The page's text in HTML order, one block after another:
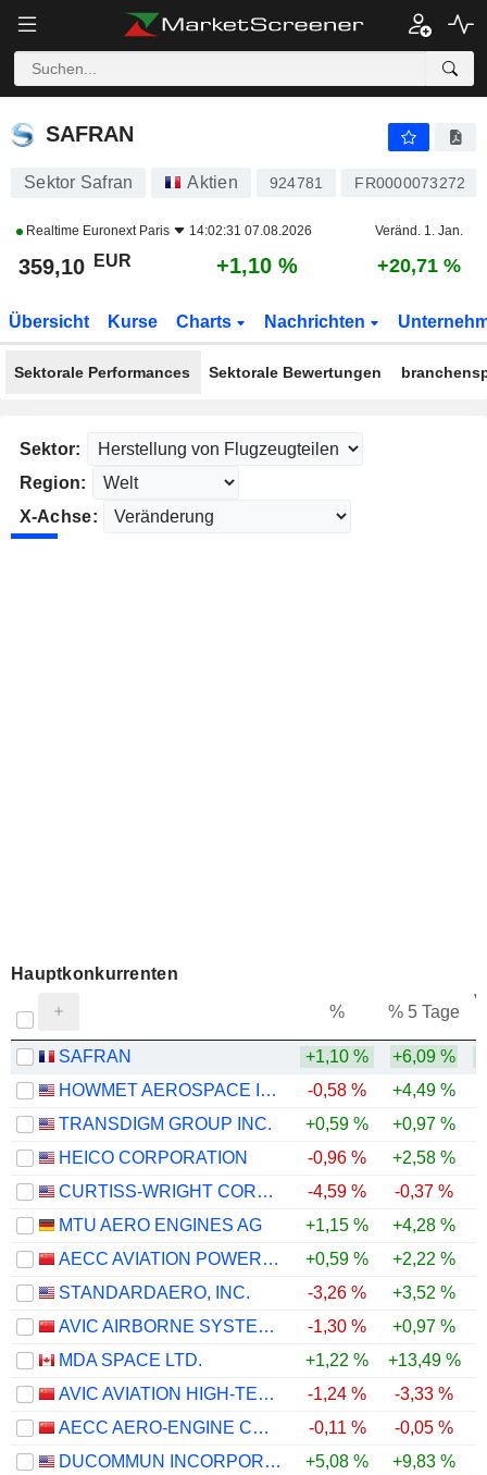
SAFRAN
SAFRAN
Sektor Safran Aktien 924781 FR0000073272
Realtime Euronext Paris 14:02:31 07.08.2026 Veränd. 1. Jan.
359,10 EUR +1,10 % +20,71 %
Übersicht Kurse Charts Nachrichten
Sektorale Performances Sektorale Bewertungen
Sektor:
Region:
X-Achse:
Hauptkonkurrenten
% % 5 Tage
SAFRAN +1,10 % +6,09 %
HOWMET AEROSPACE INC.
-0,58 % +4,49 %
TRANSDIGM GROUP INC.
+0,59 % +0,97 %
HEICO CORPORATION
-0,96 % +2,58 %
CURTISS-WRIGHT CORPORATION
-4,59 % -0,37 %
MTU AERO ENGINES AG
+1,15 % +4,28 %
AECC AVIATION POWER CO.,LTD
+0,59 % +2,22 %
STANDARDAERO, INC.
-3,26 % +3,52 %
AVIC AIRBORNE SYSTEMS CO., LTD.
-1,30 % +0,97 %
MDA SPACE LTD.
+1,22 % +13,49 %
AVIC AVIATION HIGH-TECHNOLOGY CO., LTD.
-1,24 % -3,33 %
AECC AERO-ENGINE CONTROL CO.,LTD.
-0,11 % -0,05 %
DUCOMMUN INCORPORATED
+5,08 % +9,83 %